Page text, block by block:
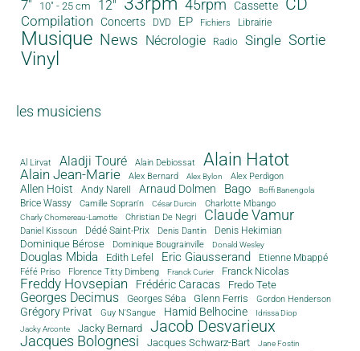
7" 10" - 25 cm 12" 45rpm Cassette CD
Compilation Concerts DVD EP Fichiers Librairie
Musique News Nécrologie Radio Single Sortie
Vinyl
les musiciens
Al Lirvat Aladji Touré Alain Debiossat Alain Hatot
Alain Jean-Marie Alex Bernard Alex Bylon Alex Perdigon
Allen Hoist Andy Narell Arnaud Dolmen Bago Boffi Banengola
Brice Wassy Camille Sopran'n César Durcin Charlotte Mbango
Charly Chomereau-Lamotte Christian De Negri Claude Vamur
Daniel Kissoun Dédé Saint-Prix Denis Dantin Denis Hekimian
Dominique Bérose Dominique Bougrainville Donald Wesley
Douglas Mbida Edith Lefel Eric Giausserand Etienne Mbappé
Féfé Priso Florence Titty Dimbeng Franck Curier Franck Nicolas
Freddy Hovsepian Frédéric Caracas Fredo Tete
Georges Decimus Georges Séba Glenn Ferris Gordon Henderson
Grégory Privat Guy N'Sangue Hamid Belhocine
Idrissa Diop
Jacky Arconte
Jacky Bernard Jacob Desvarieux
Jacques Bolognesi Jacques Schwarz-Bart Jane Fostin